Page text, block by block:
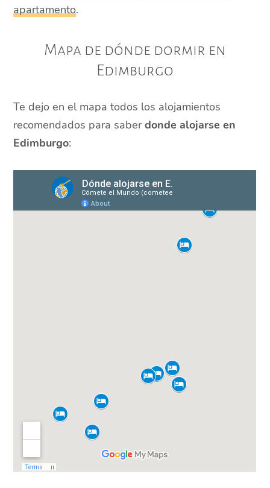
apartamento.
Mapa de dónde dormir en
Edimburgo
Te dejo en el mapa todos los alojamientos
recomendados para saberdonde alojarse en
Edimburgo: